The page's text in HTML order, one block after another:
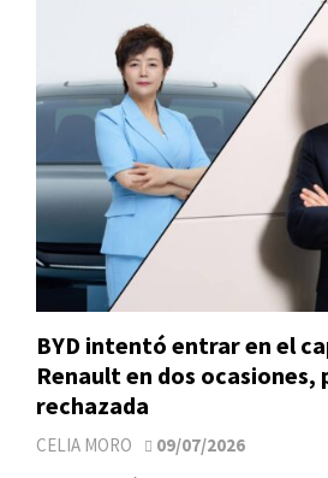
BYD intentó entrar en el
Renault en dos ocasiones,
rechazada
CELIA MORO 09/07/2026